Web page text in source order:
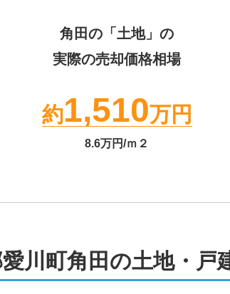
角田の「土地」の
実際の売却価格相場
約1,510万円
8.6万円/ｍ２
川町角田の土地・戸